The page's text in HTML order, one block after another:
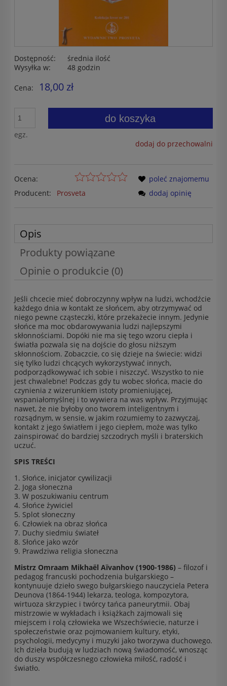
Dostępność:
średnia ilość
Wysyłka w:
48 godzin
Cena: 18,00 zł
egz.
do koszyka
dodaj do przechowalni
Ocena:
Producent:
Prosveta
poleć znajomemu
dodaj opinię
Opis
Produkty powiązane
Opinie o produkcie (0)
Jeśli chcecie mieć dobroczynny wpływ na ludzi, wchodźcie
każdego dnia w kontakt ze słońcem, aby otrzymywać od
niego pewne cząsteczki, które przekażecie innym. Jedynie
słońce ma moc obdarowywania ludzi najlepszymi
skłonnościami. Dopóki nie ma się tego wzoru ciepła i
światła pozwala się na dojście do głosu niższym
skłonnościom. Zobaczcie, co się dzieje na świecie: widzi
się tylko ludzi chcących wykorzystywać innych,
podporządkowywać ich sobie i niszczyć. Wszystko to nie
jest chwalebne! Podczas gdy tu wobec słońca, macie do
czynienia z wizerunkiem istoty promieniującej,
wspaniałomyślnej i to wywiera na was wpływ. Przyjmując
nawet, że nie byłoby ono tworem inteligentnym i
rozsądnym, w sensie, w jakim rozumiemy to zazwyczaj,
kontakt z jego światłem i jego ciepłem, może was tylko
zainspirować do bardziej szczodrych myśli i braterskich
uczuć.
SPIS TREŚCI
1. Słońce, inicjator cywilizacji
2. Joga słoneczna
3. W poszukiwaniu centrum
4. Słońce żywiciel
5. Splot słoneczny
6. Człowiek na obraz słońca
7. Duchy siedmiu świateł
8. Słońce jako wzór
9. Prawdziwa religia słoneczna
Mistrz Omraam Mikhaël Aïvanhov (1900-1986) – filozof i
pedagog francuski pochodzenia bułgarskiego –
kontynuuje dzieło swego bułgarskiego nauczyciela Petera
Deunova (1864-1944) lekarza, teologa, kompozytora,
wirtuoza skrzypiec i twórcy tańca paneurytmii. Obaj
mistrzowie w wykładach i książkach zajmowali się
miejscem i rolą człowieka we Wszechświecie, naturze i
społeczeństwie oraz pojmowaniem kultury, etyki,
psychologii, medycyny i muzyki jako tworzywa duchowego.
Ich dzieła budują w ludziach nową świadomość, wnosząc
do duszy współczesnego człowieka miłość, radość i
światło.